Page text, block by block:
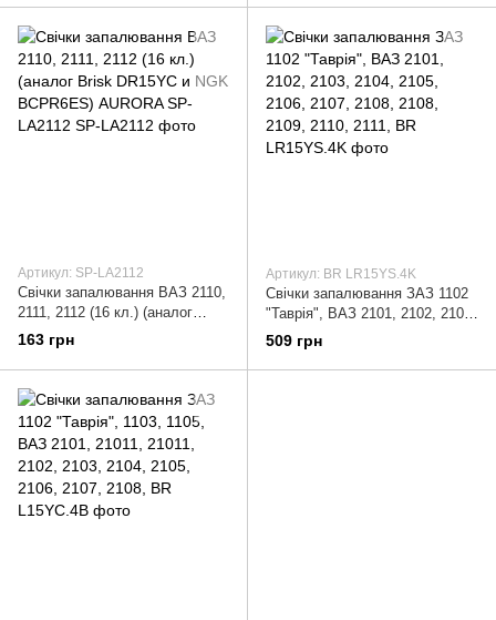
Артикул: SP-LA2112
Свічки запалювання ВАЗ 2110,
2111, 2112 (16 кл.) (аналог
Brisk DR15YC и NGK
BCPR6ES) AURORA SP-LA2112
163 грн
Артикул: BR LR15YS.4K
Свічки запалювання ЗАЗ 1102
"Таврія", ВАЗ 2101, 2102, 2103,
2104, 2105, 2106, 2107, 2108,
2108, 2109, 2110, 2111,
509 грн